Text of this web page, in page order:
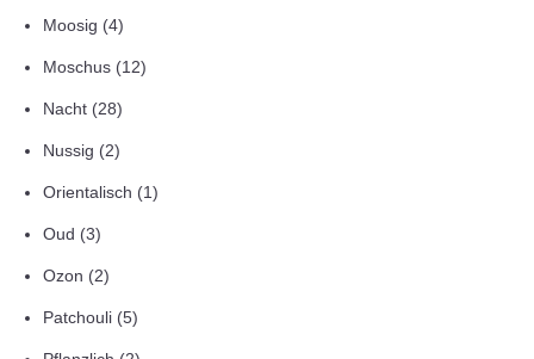
Moosig (4)
Moschus (12)
Nacht (28)
Nussig (2)
Orientalisch (1)
Oud (3)
Ozon (2)
Patchouli (5)